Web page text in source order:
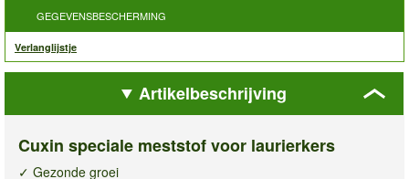
GEGEVENSBESCHERMING
Verlanglijstje
Artikelbeschrijving
Cuxin speciale meststof voor laurierkers
✓ Gezonde groei